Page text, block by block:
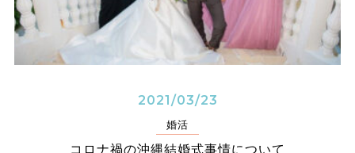
2021/03/23
婚活
コロナ禍の沖縄結婚式事情について